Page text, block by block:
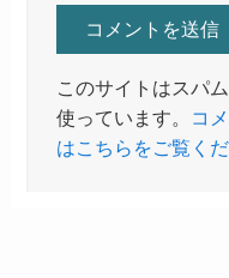
このサイトはスパ
使っています。
コ
はこちらをご覧く